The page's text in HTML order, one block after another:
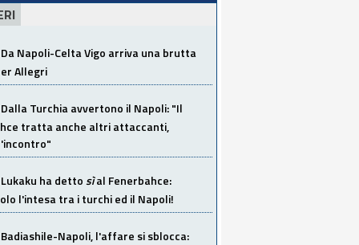
Da Napoli-Celta Vigo arriva una brutta
Allegri
Dalla Turchia avvertono il Napoli: "Il
tratta anche altri attaccanti,
Lukaku ha dettosìal Fenerbahce:
l'intesa tra i turchi ed il Napoli!
Badiashile-Napoli, l'affare si sblocca: